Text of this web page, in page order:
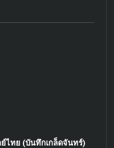
ไทย (บันทึกเกล็ดจันทร์)